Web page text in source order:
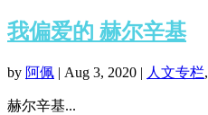
我偏爱的 赫尔辛基
by 阿佩 | Aug 3, 2020 | 人文专栏,
赫尔辛基...